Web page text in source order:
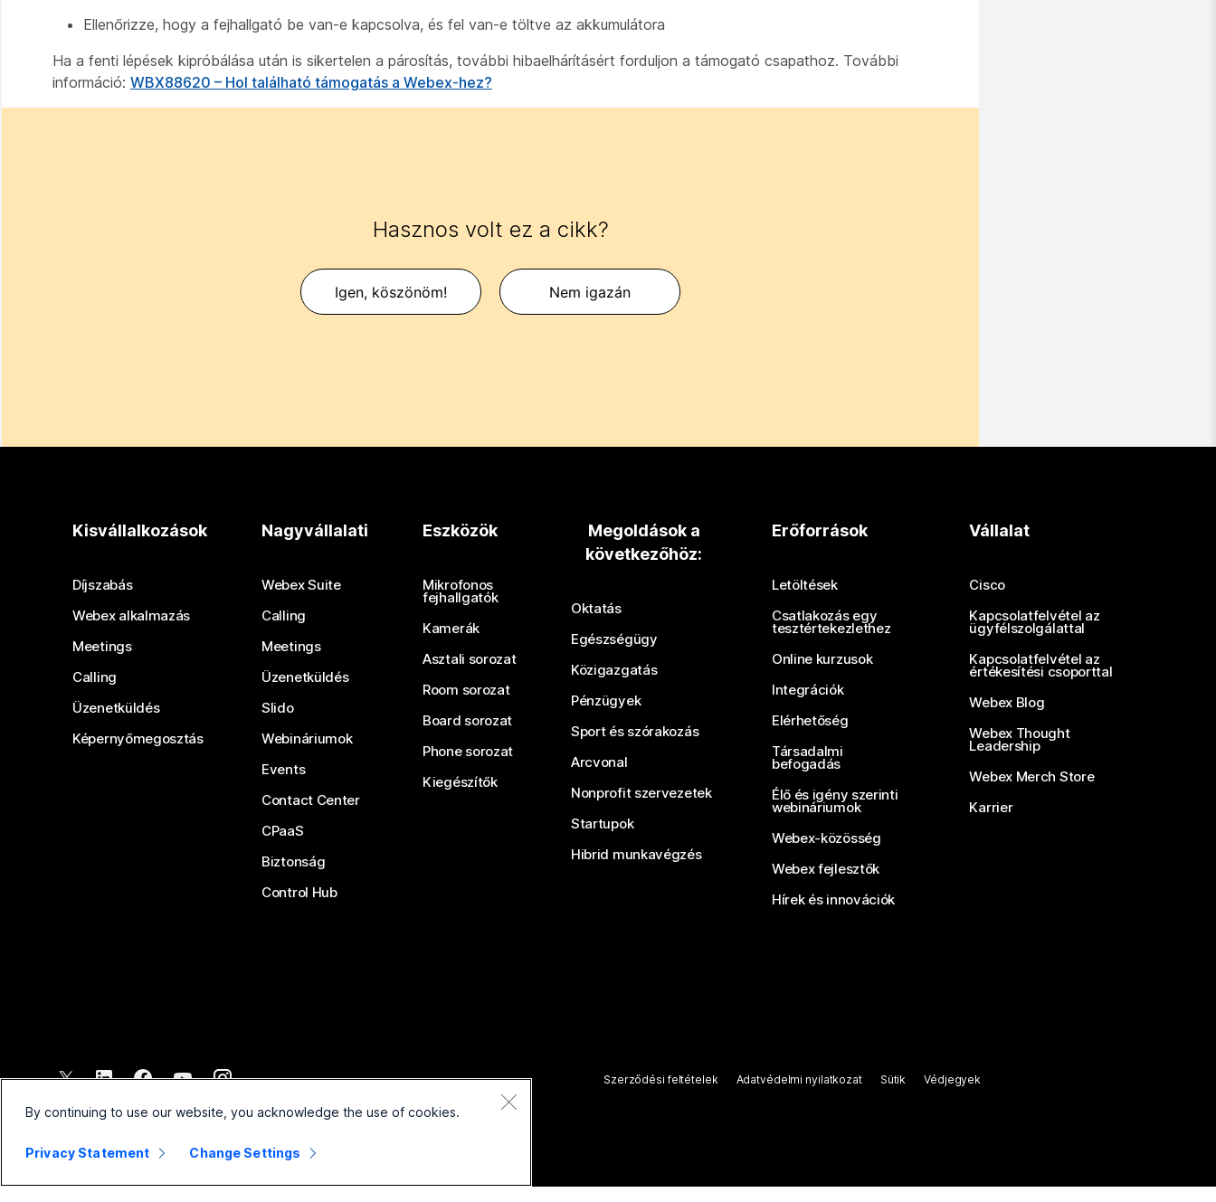
Ellenőrizze, hogy a fejhallgató be van-e kapcsolva, és fel van-e töltve az akkumulátora
Ha a fenti lépések kipróbálása után is sikertelen a párosítás, további hibaelhárításért forduljon a támogató csapathoz. További
információ: WBX88620 – Hol található támogatás a Webex-hez?
Hasznos volt ez a cikk?
Igen, köszönöm! Nem igazán
Kisvállalkozások
Díjszabás
Webex alkalmazás
Meetings
Calling
Üzenetküldés
Képernyőmegosztás
Nagyvállalati
Webex Suite
Calling
Meetings
Üzenetküldés
Slido
Webináriumok
Events
Contact Center
CPaaS
Biztonság
Control Hub
Eszközök
Mikrofonos
fejhallgatók
Kamerák
Asztali sorozat
Room sorozat
Board sorozat
Phone sorozat
Kiegészítők
Megoldások a
következőhöz:
Oktatás
Egészségügy
Közigazgatás
Pénzügyek
Sport és szórakozás
Arcvonal
Nonprofit szervezetek
Startupok
Hibrid munkavégzés
Erőforrások
Letöltések
Csatlakozás egy
tesztértekezlethez
Online kurzusok
Integrációk
Elérhetőség
Társadalmi
befogadás
Élő és igény szerinti
webináriumok
Webex-közösség
Webex fejlesztők
Hírek és innovációk
Vállalat
Cisco
Kapcsolatfelvétel az
ügyfélszolgálattal
Kapcsolatfelvétel az
értékesítési csoporttal
Webex Blog
Webex Thought
Leadership
Webex Merch Store
Karrier
2026 Cisco és/vagy társvállalatai. Minden jog fenntartva.
Szerződési feltételek Adatvédelmi nyilatkozat Sütik Védjegyek
By continuing to use our website, you acknowledge the use of cookies.
Privacy Statement Change Settings